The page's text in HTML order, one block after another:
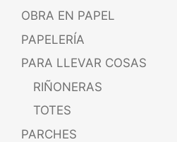
OBRA EN PAPEL
PAPELERÍA
PARA LLEVAR COSAS
RIÑONERAS
TOTES
PARCHES